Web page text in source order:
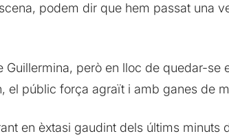
podem dir que hem passat una
però en lloc de quedar-se
el públic força agraït i amb ganes de
en èxtasi gaudint dels últims minuts